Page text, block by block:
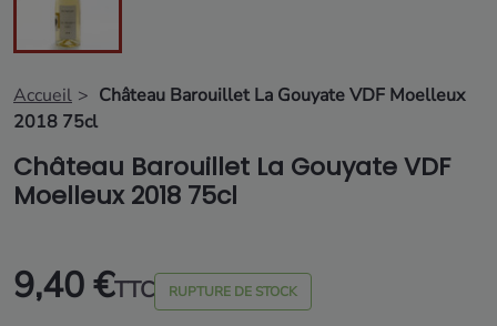
Accueil
Château Barouillet La Gouyate VDF Moelleux
2018 75cl
Château Barouillet La Gouyate VDF
Moelleux 2018 75cl
9,40 €TTC RUPTURE DE STOCK